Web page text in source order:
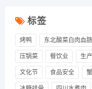
标签
烤鸭 东北酸菜白肉血肠
压锅菜 餐饮业 生产
文化节 食品安全